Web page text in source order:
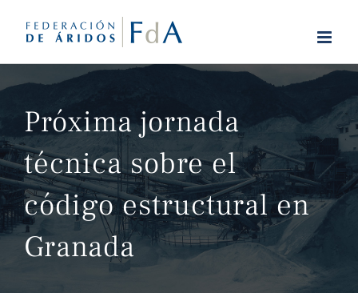
Próxima jornada
técnica sobre el
código estructural en
Granada